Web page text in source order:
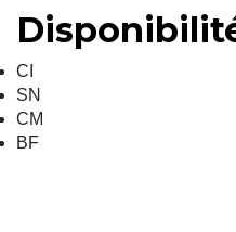
CI
SN
CM
BF